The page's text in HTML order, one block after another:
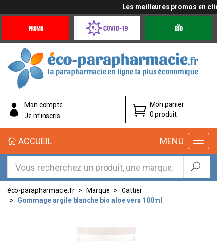
Les meilleures promos en
Offres
Coronavirus
éco-
parapharmacie.fr
éco-
parapharmacie.fr
Mon compte
Je m’inscris
Mon panier
0 produit
MENU
ACCUEIL
éco-parapharmacie.fr Marque
Cattier
Gommage argile blanche bio aloe vera 100ml